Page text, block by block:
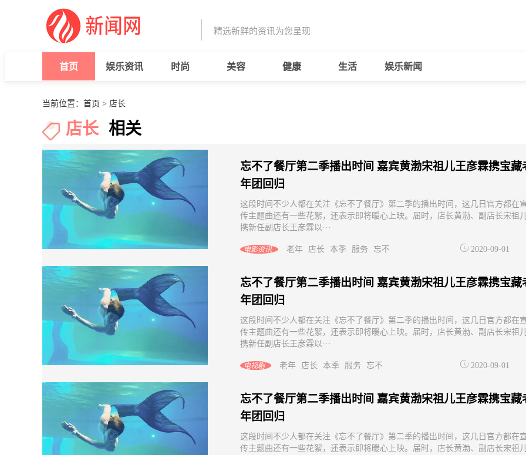
精选新鲜的资讯为您呈现
首页 娱乐资讯 时尚 美容 健康 生活 娱乐新闻
当前位置： 首页 > 店长
店长 相关
忘不了餐厅第二季播出时间 嘉宾黄渤宋祖儿王彦霖携宝藏
年团回归
这段时间不少人都在关注《忘不了餐厅》第二季的播出时间，这几日官方都在
传主题曲还有一些花絮，还表示即将暖心上映。届时，店长黄渤、副店长宋祖
携新任副店长王彦霖以···
电影资讯 老年 店长 本季 服务 忘不 2020-09-01
忘不了餐厅第二季播出时间 嘉宾黄渤宋祖儿王彦霖携宝藏
年团回归
这段时间不少人都在关注《忘不了餐厅》第二季的播出时间，这几日官方都在
传主题曲还有一些花絮，还表示即将暖心上映。届时，店长黄渤、副店长宋祖
携新任副店长王彦霖以···
电视剧 老年 店长 本季 服务 忘不 2020-09-01
忘不了餐厅第二季播出时间 嘉宾黄渤宋祖儿王彦霖携宝藏
年团回归
这段时间不少人都在关注《忘不了餐厅》第二季的播出时间，这几日官方都在
传主题曲还有一些花絮，还表示即将暖心上映。届时，店长黄渤、副店长宋祖